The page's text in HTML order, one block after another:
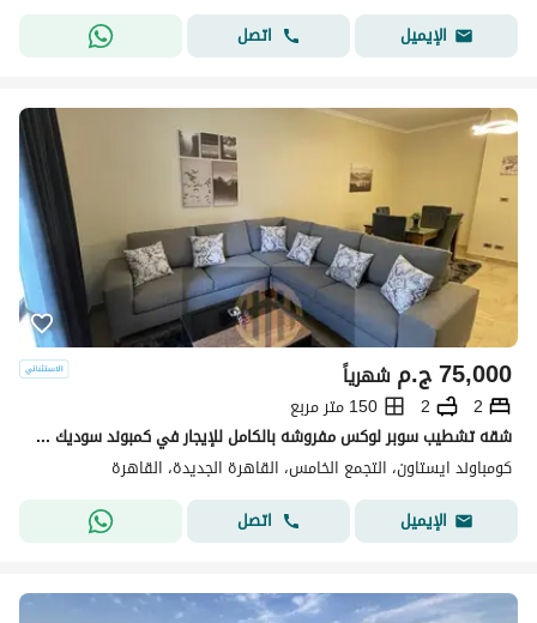
الإيميل
اتصل
ج.م75,000 شهرياً
2
2
150 متر مربع
شقه تشطيب سوبر لوكس مفروشه بالكامل للإيجار في كمبوند سوديك إيستاون في قلب القاهرة الجديدة قريبه من المسبح و المطاعم و المول و الجيم و ميفيدا و بورتو .
كومباوند ايستاون، التجمع الخامس، القاهرة الجديدة، القاهرة
الإيميل
اتصل